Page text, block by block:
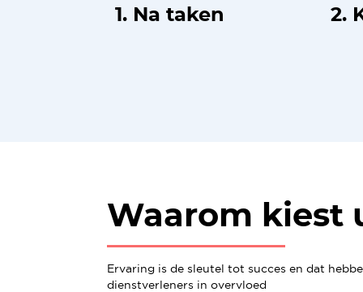
1. Na taken 2.
Waarom kiest
Ervaring is de sleutel tot succes en dat
dienstverleners in overvloed